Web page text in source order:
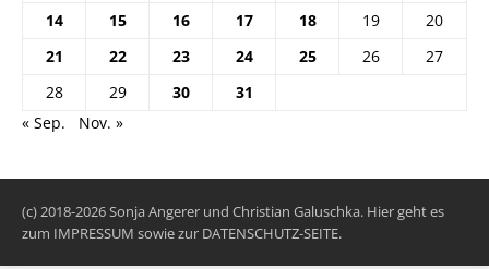
14
15 16 17 18 19
20
21
22 23 24 25 26
27
28
29 30
31
« Sep.
Nov. »
(c) 2018-2026 Sonja Angerer und Christian Galuschka. Hier geht es
zum IMPRESSUM sowie zur DATENSCHUTZ-SEITE.